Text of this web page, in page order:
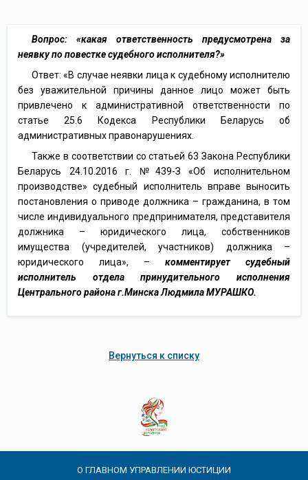
Вопрос: «какая ответственность предусмотрена за
неявку по повестке судебного исполнителя?»
Ответ: «В случае неявки лица к судебному исполнителю
без уважительной причины данное лицо может быть
привлечено к административной ответственности по
статье 25.6 Кодекса Республики Беларусь об
административных правонарушениях.
Также в соответствии со статьей 63 Закона Республики
Беларусь 24.10.2016 г. №439-З «Об исполнительном
производстве» судебный исполнитель вправе выносить
постановления о приводе должника – гражданина, в том
числе индивидуального предпринимателя, представителя
должника – юридического лица, собственников
имущества (учредителей, участников) должника –
юридического лица», – комментирует судебный
исполнитель отдела принудительного исполнения
Центрального района г.Минска Людмила МУРАШКО.
Вернуться к списку
О ГЛАВНОМ УПРАВЛЕНИИ ЮСТИЦИИ